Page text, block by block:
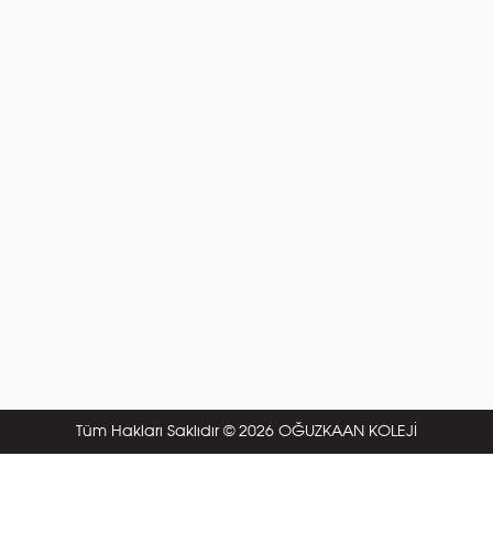
Tüm Hakları Saklıdır © 2026 OĞUZKAAN KOLEJİ